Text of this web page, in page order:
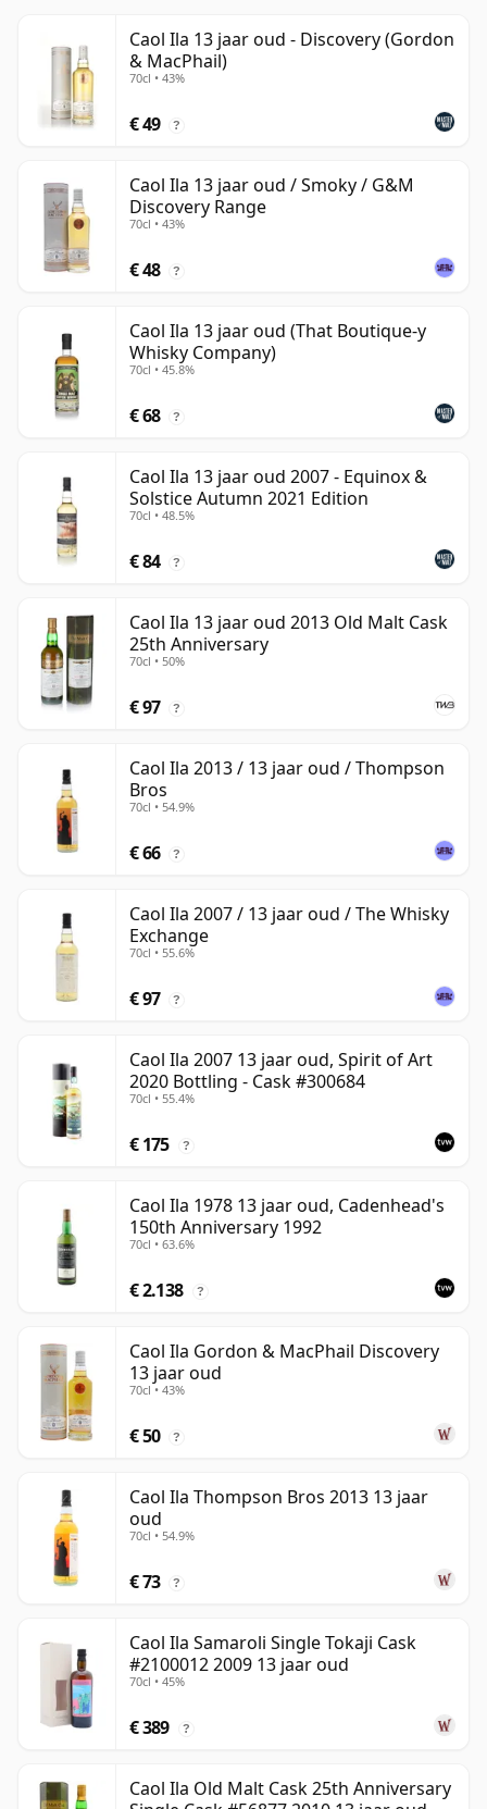
Caol Ila 13 jaar oud - Discovery (Gordon
& MacPhail)
70cl • 43%
€ 49 ?
Caol Ila 13 jaar oud / Smoky / G&M
Discovery Range
70cl • 43%
€ 48 ?
Caol Ila 13 jaar oud (That Boutique-y
Whisky Company)
70cl • 45.8%
€ 68 ?
Caol Ila 13 jaar oud 2007 - Equinox &
Solstice Autumn 2021 Edition
70cl • 48.5%
€ 84 ?
Caol Ila 13 jaar oud 2013 Old Malt Cask
25th Anniversary
70cl • 50%
€ 97 ?
Caol Ila 2013 / 13 jaar oud / Thompson
Bros
70cl • 54.9%
€ 66 ?
Caol Ila 2007 / 13 jaar oud / The Whisky
Exchange
70cl • 55.6%
€ 97 ?
Caol Ila 2007 13 jaar oud, Spirit of Art
2020 Bottling - Cask #300684
70cl • 55.4%
€ 175 ?
Caol Ila 1978 13 jaar oud, Cadenhead's
150th Anniversary 1992
70cl • 63.6%
€ 2.138 ?
Caol Ila Gordon & MacPhail Discovery
13 jaar oud
70cl • 43%
€ 50 ?
Caol Ila Thompson Bros 2013 13 jaar
oud
70cl • 54.9%
€ 73 ?
Caol Ila Samaroli Single Tokaji Cask
#2100012 2009 13 jaar oud
70cl • 45%
€ 389 ?
Caol Ila Old Malt Cask 25th Anniversary